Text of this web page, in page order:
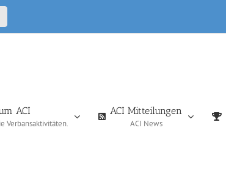
ACI
Verbansaktivitäten.
ACI Mitteilungen
ACI News